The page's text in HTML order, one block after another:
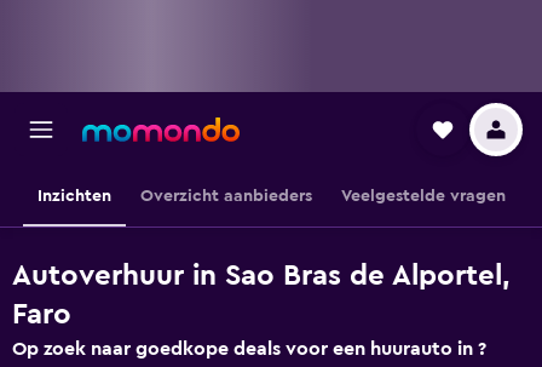
Inzichten Overzicht aanbieders Veelgestelde vragen
Autoverhuur in Sao Bras de Alportel,
Faro
Op zoek naar goedkope deals voor een huurauto in ?